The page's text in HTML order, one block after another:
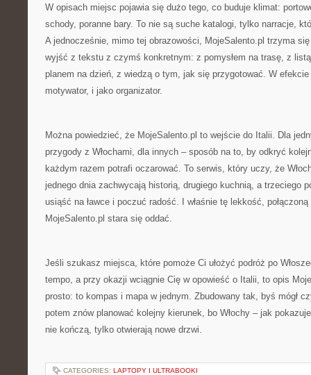
W opisach miejsc pojawia się dużo tego, co buduje klimat:
schody, poranne bary. To nie są suche katalogi, tylko narracje,
A jednocześnie, mimo tej obrazowości, MojeSalento.pl trzyma
wyjść z tekstu z czymś konkretnym: z pomysłem na trasę, z
planem na dzień, z wiedzą o tym, jak się przygotować. W efekcie
motywator, i jako organizator.
Można powiedzieć, że MojeSalento.pl to wejście do Italii. Dla
przygody z Włochami, dla innych – sposób na to, by odkryć
każdym razem potrafi oczarować. To serwis, który uczy, że
jednego dnia zachwycają historią, drugiego kuchnią, a trzeciego
usiąść na ławce i poczuć radość. I właśnie tę lekkość,
MojeSalento.pl stara się oddać.
Jeśli szukasz miejsca, które pomoże Ci ułożyć podróż po
tempo, a przy okazji wciągnie Cię w opowieść o Italii, to opis
prosto: to kompas i mapa w jednym. Zbudowany tak, byś mógł
potem znów planować kolejny kierunek, bo Włochy – jak
nie kończą, tylko otwierają nowe drzwi.
CATEGORIES: LAPTOPY I ULTRABOOKI